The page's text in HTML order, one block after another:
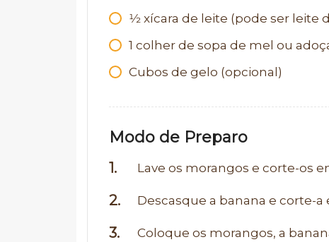
1⁄2 xícara de leite (pode ser leite
1 colher de sopa de mel ou
Cubos de gelo (opcional)
Modo de Preparo
Lave os morangos e corte-os
Descasque a banana e corte-a
Coloque os morangos, a